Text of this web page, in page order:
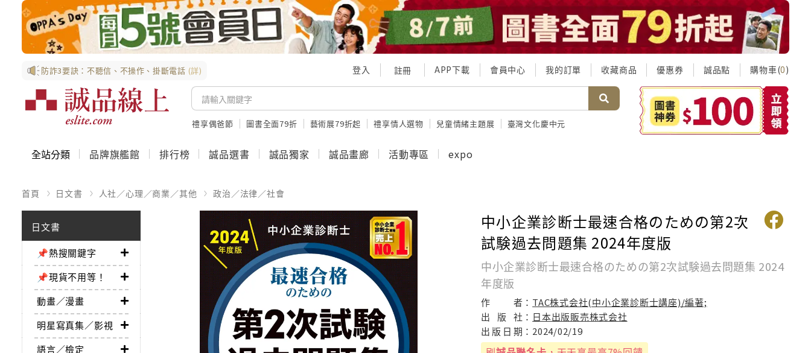
防詐3要訣：不聽信、不操作、掛斷電話 (詳) 登入 註冊 APP下載 會員中心 我的訂單 收藏商品 優惠券 誠品點 購物車(0)
禮享偶爸節 圖書全面79折 藝術展79折起 禮享情人選物 兒童情緒主題展 臺灣文化慶中元
全站分類 品牌旗艦館 排行榜 誠品選書 誠品獨家 誠品畫廊 活動專區 expo
首頁 日文書 人社／心理／商業／其他 政治／法律／社會
日文書
📌熱搜關鍵字
📌現貨不用等！
動畫／漫畫
明星寫真集／影視
語言／檢定
中小企業診断士最速合格のための第2次
試験過去問題集 2024年度版
中小企業診断士最速合格のための第2次試験過去問題集 2024
年度版
作 者： TAC株式会社(中小企業診断士講座)/編著;
出
版 社： 日本出版販売株式会社
出 版 日 期： 2024/02/19